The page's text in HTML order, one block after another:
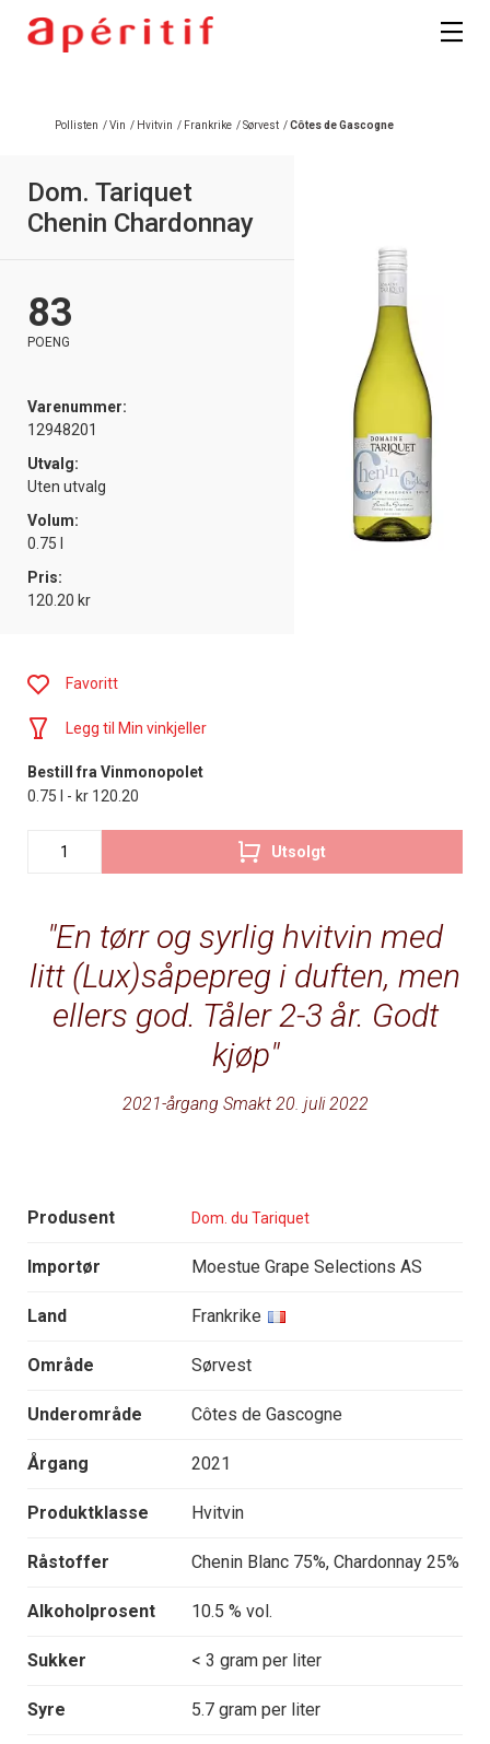
Pollisten /Vin / Hvitvin / Frankrike /Sørvest /Côtes de Gascogne
Dom. Tariquet
Chenin Chardonnay
83
POENG
Varenummer:
12948201
Utvalg:
Uten utvalg
Volum:
0.75 l
Pris:
120.20 kr
En tørr og syrlig hvitvin med
litt (Lux)såpepreg i duften, men
ellers god. Tåler 2-3 år. Godt
kjøp
2021-årgang Smakt 20. juli 2022
Produsent Dom. du Tariquet
Importør Moestue Grape Selections AS
Land Frankrike
Område Sørvest
Underområde Côtes de Gascogne
Årgang 2021
Produktklasse Hvitvin
Råstoffer Chenin Blanc 75%, Chardonnay 25%
Alkoholprosent 10.5 % vol.
Sukker < 3 gram per liter
Syre 5.7 gram per liter
Favoritt
Legg til Min vinkjeller
Bestill fra Vinmonopolet
0.75 l - kr 120.20
Utsolgt